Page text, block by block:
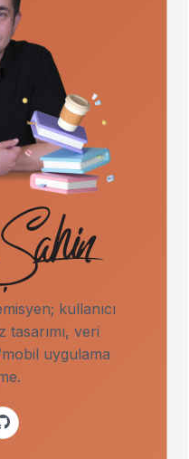
kullanıcı
veri
uygulama